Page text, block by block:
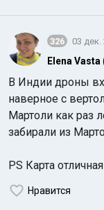
326 03 дек.
Elena Vasta
В Индии дроны
наверное с
Мартоли как раз
забирали из
PS Карта отличная
Нравится